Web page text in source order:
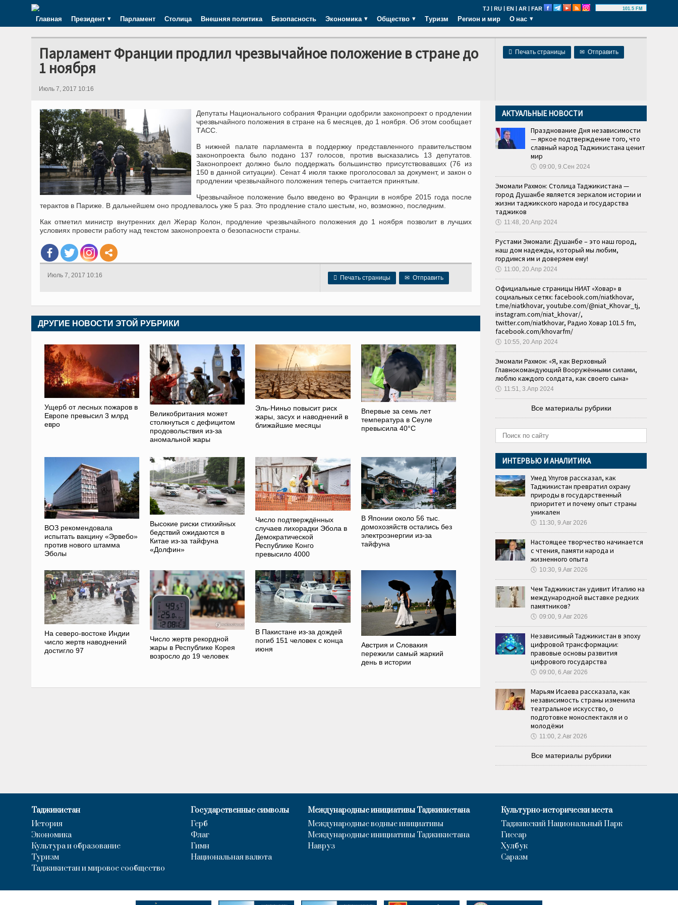
TJ | RU | EN | AR | FAR 101.5 FM
Главная Президент Парламент Столица Внешняя политика Безопасность Экономика Общество Туризм Регион и мир О нас
 Печать страницы ✉ Отправить
Парламент Франции продлил чрезвычайное положение в стране до
1 ноября
Июль 7, 2017 10:16
Депутаты Национального собрания Франции одобрили законопроект о продлении
чрезвычайного положения в стране на 6 месяцев, до 1 ноября. Об этом сообщает
ТАСС.
В нижней палате парламента в поддержку представленного правительством
законопроекта было подано 137 голосов, против высказались 13 депутатов.
Законопроект должно было поддержать большинство присутствовавших (76 из
150 в данной ситуации). Сенат 4 июля также проголосовал за документ, и закон о
продлении чрезвычайного положения теперь считается принятым.
Чрезвычайное положение было введено во Франции в ноябре 2015 года после
терактов в Париже. В дальнейшем оно продлевалось уже 5 раз. Это продление стало шестым, но, возможно, последним.
Как отметил министр внутренних дел Жерар Колон, продление чрезвычайного положения до 1 ноября позволит в лучших
условиях провести работу над текстом законопроекта о безопасности страны.
 Печать страницы ✉ Отправить
Июль 7, 2017 10:16
ДРУГИЕ НОВОСТИ ЭТОЙ РУБРИКИ
Ущерб от лесных пожаров в
Европе превысил 3 млрд
евро
Великобритания может
столкнуться с дефицитом
продовольствия из-за
аномальной жары
Эль-Ниньо повысит риск
жары, засух и наводнений в
ближайшие месяцы
Впервые за семь лет
температура в Сеуле
превысила 40°C
ВОЗ рекомендовала
испытать вакцину «Эрвебо»
против нового штамма
Эболы
Высокие риски стихийных
бедствий ожидаются в
Китае из-за тайфуна
«Долфин»
Число подтверждённых
случаев лихорадки Эбола в
Демократической
Республике Конго
превысило 4000
В Японии около 56 тыс.
домохозяйств остались без
электроэнергии из-за
тайфуна
На северо-востоке Индии
число жертв наводнений
достигло 97
Число жертв рекордной
жары в Республике Корея
возросло до 19 человек
В Пакистане из-за дождей
погиб 151 человек с конца
июня
Австрия и Словакия
пережили самый жаркий
день в истории
АКТУАЛЬНЫЕ НОВОСТИ
Празднование Дня независимости
— яркое подтверждение того, что
славный народ Таджикистана ценит
мир
🕔 09:00, 9.Сен 2024
Эмомали Рахмон: Столица Таджикистана —
город Душанбе является зеркалом истории и
жизни таджикского народа и государства
таджиков
🕔 11:48, 20.Апр 2024
Рустами Эмомали: Душанбе – это наш город,
наш дом надежды, который мы любим,
гордимся им и доверяем ему!
🕔 11:00, 20.Апр 2024
Официальные страницы НИАТ «Ховар» в
социальных сетях: facebook.com/niatkhovar,
t.me/niatkhovar, youtube.com/@niat_Khovar_tj,
instagram.com/niat_khovar/,
twitter.com/niatkhovar, Радио Ховар 101.5 fm,
facebook.com/khovarfm/
🕔 10:55, 20.Апр 2024
Эмомали Рахмон: «Я, как Верховный
Главнокомандующий Вооружёнными силами,
люблю каждого солдата, как своего сына»
🕔 11:51, 3.Апр 2024
Все материалы рубрики
ИНТЕРВЬЮ И АНАЛИТИКА
Умед Улугов рассказал, как
Таджикистан превратил охрану
природы в государственный
приоритет и почему опыт страны
уникален
🕔 11:30, 9.Авг 2026
Настоящее творчество начинается
с чтения, памяти народа и
жизненного опыта
🕔 10:30, 9.Авг 2026
Чем Таджикистан удивит Италию на
международной выставке редких
памятников?
🕔 09:00, 9.Авг 2026
Независимый Таджикистан в эпоху
цифровой трансформации:
правовые основы развития
цифрового государства
🕔 09:00, 6.Авг 2026
Марьям Исаева рассказала, как
независимость страны изменила
театральное искусство, о
подготовке моноспектакля и о
молодёжи
🕔 11:00, 2.Авг 2026
Все материалы рубрики
Таджикистан
История
Экономика
Культура и образование
Туризм
Таджикистан и мировое сообщество
Государственные символы
Герб
Флаг
Гимн
Национальная валюта
Международные инициативы Таджикистана
Международные водные инициативы
Международные инициативы Таджикистана
Навруз
Культурно-исторически места
Таджикский Национальный Парк
Гиссар
Хулбук
Саразм